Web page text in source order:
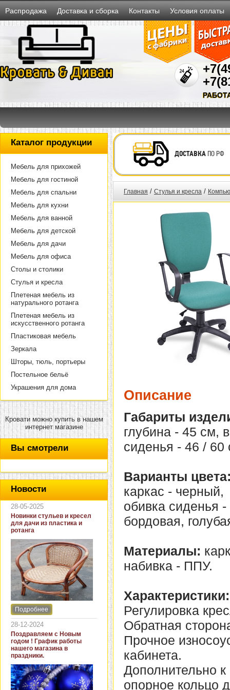
Распродажа Доставка и сборка Контакты Условия оплаты
Каталог продукции
Мебель для прихожей
Мебель для гостиной
Мебель для спальни
Мебель для кухни
Мебель для ванной
Мебель для детской
Мебель для дачи
Мебель для офиса
Столы и столики
Стулья и кресла
Плетеная мебель из
натурального ротанга
Плетеная мебель из
искусственного ротанга
Пластиковая мебель
Зеркала
Шторы, тюль, портьеры
Постельное бельё
Украшения для дома
Кровати можно купить в нашем
интернет магазине
Вы смотрели
Новости
28-05-2025
Новинки стульев и кресел
для дачи из пластика и
ротанга
Интернет-магазин "Кровать
и диван" представляет
новинки стульев и кресел
для дачи. В ассортименте
представлены как
бюджетные модели из
пластика для дачи, так и
кресла для загородных
домов из натурального и
искусственного ротанга.
Подробнее
28-12-2024
Поздравляем с Новым
годом ! График работы
нашего магазина в
праздники.
ДОСТАВКАПО РФ
Главная / Стулья и кресла /
Описание
Габариты
глубина - 45 см,
сиденья - 46 / 60
Варианты
каркас - черный,
обивка сиденья
бордовая,
Материалы:
набивка - ППУ.
Характеристики:
Регулировка
Обратная
Прочное
кабинета.
Дополнительно
опорное кольцо